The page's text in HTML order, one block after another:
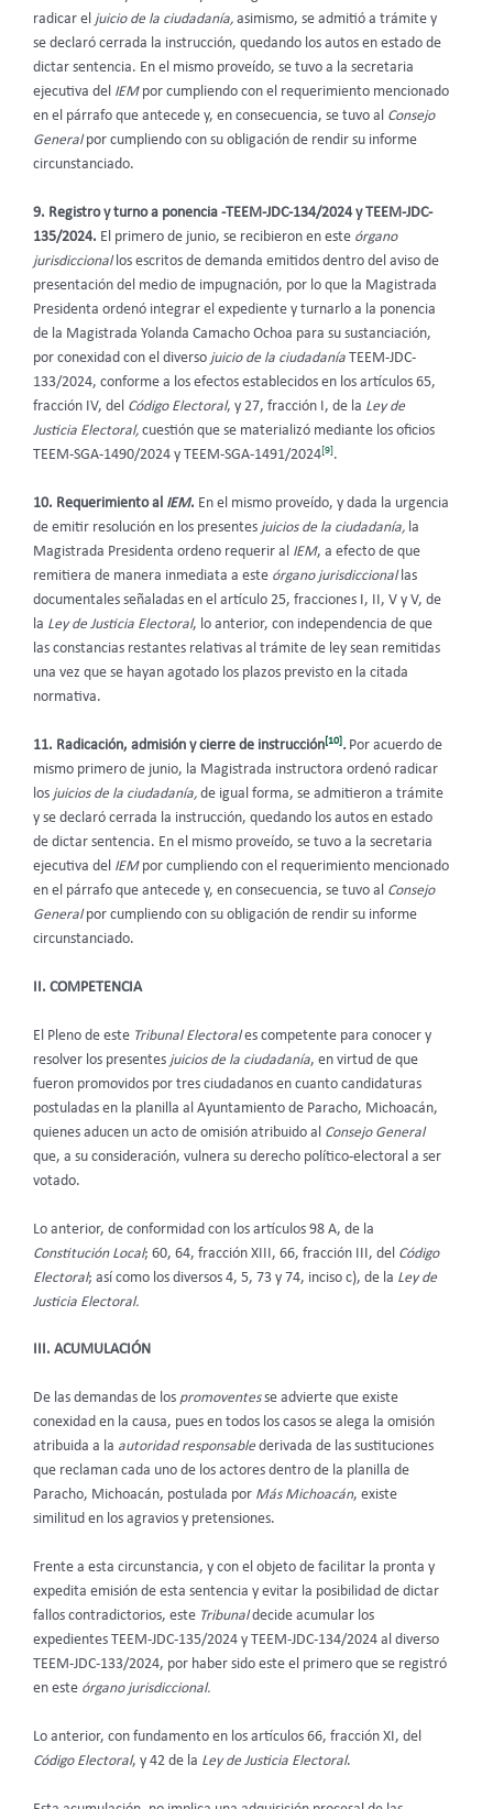
radicar el juicio de la ciudadanía, asimismo, se admitió a trámite y
se declaró cerrada la instrucción, quedando los autos en estado de
dictar sentencia. En el mismo proveído, se tuvo a la secretaria
ejecutiva del IEMpor cumpliendo con el requerimiento mencionado
en el párrafo que antecede y, en consecuencia, se tuvo al Consejo
Generalpor cumpliendo con su obligación de rendir su informe
circunstanciado.
9. Registro y turno a ponencia -TEEM-JDC-134/2024 y TEEM-JDC-
135/2024. El primero de junio, se recibieron en este órgano
jurisdiccionallos escritos de demanda emitidos dentro del aviso de
presentación del medio de impugnación, por lo que la Magistrada
Presidenta ordenó integrar el expediente y turnarlo a la ponencia
de la Magistrada Yolanda Camacho Ochoa para su sustanciación,
por conexidad con el diverso juicio de la ciudadanía TEEM-JDC-
133/2024, conforme a los efectos establecidos en los artículos 65,
fracción IV, del Código Electoral, y 27, fracción I, de la Ley de
Justicia Electoral, cuestión que se materializó mediante los oficios
TEEM-SGA-1490/2024 y TEEM-SGA-1491/2024[9].
10. Requerimiento al IEM. En el mismo proveído, y dada la urgencia
de emitir resolución en los presentes juicios de la ciudadanía, la
Magistrada Presidenta ordeno requerir al IEM, a efecto de que
remitiera de manera inmediata a este órgano jurisdiccionallas
documentales señaladas en el artículo 25, fracciones I, II, V y V, de
la Ley de Justicia Electoral, lo anterior, con independencia de que
las constancias restantes relativas al trámite de ley sean remitidas
una vez que se hayan agotado los plazos previsto en la citada
normativa.
11. Radicación, admisión y cierre de instrucción[10].Por acuerdo de
mismo primero de junio, la Magistrada instructora ordenó radicar
los juicios de la ciudadanía, de igual forma, se admitieron a trámite
y se declaró cerrada la instrucción, quedando los autos en estado
de dictar sentencia. En el mismo proveído, se tuvo a la secretaria
ejecutiva del IEMpor cumpliendo con el requerimiento mencionado
en el párrafo que antecede y, en consecuencia, se tuvo al Consejo
Generalpor cumpliendo con su obligación de rendir su informe
circunstanciado.
II. COMPETENCIA
El Pleno de este Tribunal Electorales competente para conocer y
resolver los presentes juicios de la ciudadanía, en virtud de que
fueron promovidos por tres ciudadanos en cuanto candidaturas
postuladas en la planilla al Ayuntamiento de Paracho, Michoacán,
quienes aducen un acto de omisión atribuido al Consejo General
que, a su consideración, vulnera su derecho político-electoral a ser
votado.
Lo anterior, de conformidad con los artículos 98 A, de la
Constitución Local; 60, 64, fracción XIII, 66, fracción III, del Código
Electoral; así como los diversos 4, 5, 73 y 74, inciso c), de la Ley de
Justicia Electoral.
III. ACUMULACIÓN
De las demandas de los promoventesse advierte que existe
conexidad en la causa, pues en todos los casos se alega la omisión
atribuida a la autoridad responsablederivada de las sustituciones
que reclaman cada uno de los actores dentro de la planilla de
Paracho, Michoacán, postulada por Más Michoacán, existe
similitud en los agravios y pretensiones.
Frente a esta circunstancia, y con el objeto de facilitar la pronta y
expedita emisión de esta sentencia y evitar la posibilidad de dictar
fallos contradictorios, este Tribunaldecide acumular los
expedientes TEEM-JDC-135/2024 y TEEM-JDC-134/2024 al diverso
TEEM-JDC-133/2024, por haber sido este el primero que se registró
en este órgano jurisdiccional.
Lo anterior, con fundamento en los artículos 66, fracción XI, del
Código Electoral, y 42 de la Ley de Justicia Electoral.